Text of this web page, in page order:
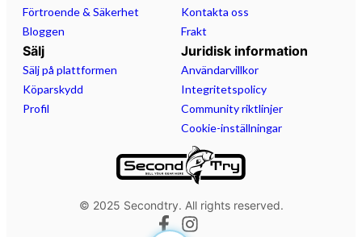
Förtroende & Säkerhet
Bloggen
Kontakta oss
Frakt
Sälj
Sälj på plattformen
Köparskydd
Profil
Juridisk information
Användarvillkor
Integritetspolicy
Community riktlinjer
Cookie-inställningar
© 2025 Secondtry. All rights reserved.